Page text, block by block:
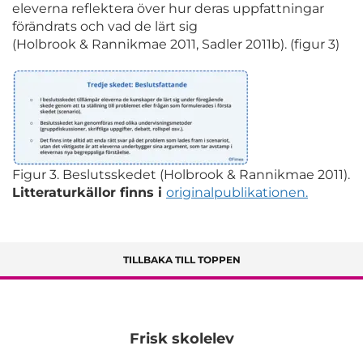
eleverna reflektera över hur deras uppfattningar
förändrats och vad de lärt sig
(Holbrook & Rannikmae 2011, Sadler 2011b). (figur 3)
Figur 3. Beslutsskedet (Holbrook & Rannikmae 2011).
Litteraturkällor finns i originalpublikationen.
TILLBAKA TILL TOPPEN
Frisk skolelev